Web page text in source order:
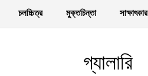
চলচ্চিত্র মুক্তচিন্তা সাক্ষাৎকার
গ্যালারি